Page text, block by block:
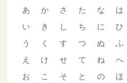
あ
い
う
え
お
か
き
く
け
こ
さ
し
す
せ
そ
た
ち
つ
て
と
な
に
ぬ
ね
の
は
ひ
ふ
へ
ほ